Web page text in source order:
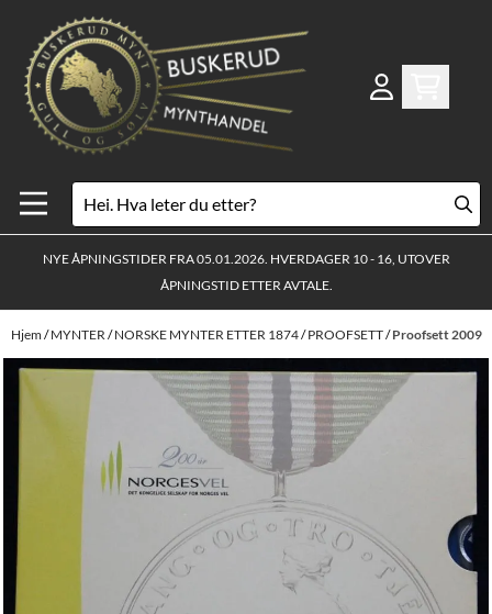
Hopp til innhold
NYE ÅPNINGSTIDER FRA 05.01.2026. HVERDAGER 10 - 16, UTOVER
ÅPNINGSTID ETTER AVTALE.
Hjem/MYNTER/NORSKE MYNTER ETTER 1874/PROOFSETT/Proofsett 2009